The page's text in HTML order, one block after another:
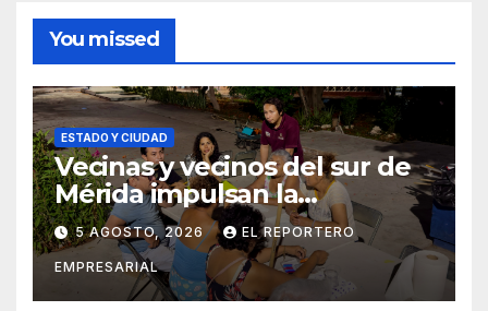
You missed
ESTADO Y CIUDAD
Vecinas y vecinos del sur de
Mérida impulsan la
recuperación de espacios
comunitarios
5 AGOSTO, 2026 EL REPORTERO
EMPRESARIAL